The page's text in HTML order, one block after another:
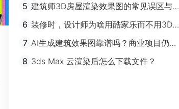
5 建筑师3D房屋渲染效果图的常见误区与规
避指南
6 装修时，设计师为啥用酷家乐而不用3Ds
max？
7 AI生成建筑效果图靠谱吗？商业项目仍离
不开传统渲染
8 3ds Max 云渲染后怎么下载文件？